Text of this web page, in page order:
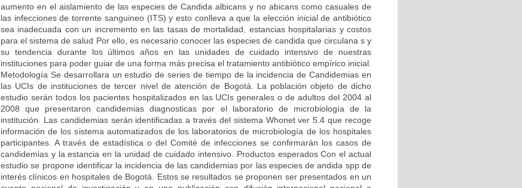
aumento en el aislamiento de las especies de Candida albicans y no abicans como casuales de
las infecciones de torrente sanguineo (ITS) y esto conlleva a que la elección inicial de antibiótico
sea inadecuada con un incremento en las tasas de mortalidad, estancias hospitalarias y costos
para el sistema de salud Por ello, es necesario conocer las especies de candida que circulana s y
su tendencia durante los últimos años en las unidades de cuidado intensivo de nuestras
instituciones para poder guiar de una forma más precisa el tratamiento antibiótico empírico inicial.
Metodología Se desarrollara un estudio de series de tiempo de la incidencia de Candidemias en
las UCIs de instituciones de tercer nivel de atención de Bogotá. La población objeto de dicho
estudio serán todos los pacientes hospitalizados en las UCIs generales o de adultos del 2004 al
2008 que presentaron candidemias diagnosticas por el laboratorio de microbiología de la
institución. Las candidemias serán identificadas a través del sistema Whonet ver 5.4 que recoge
información de los sistema automatizados de los laboratorios de microbiología de los hospitales
participantes. A través de estadística o del Comité de infecciones se confirmarán los casos de
candidemias y la estancia en la unidad de cuidado intensivo. Productos esperados Con el actual
estudio se propone identificar la incidencia de las candidemias por las especies de andida spp de
interés clínicos en hospitales de Bogotá. Estos se resultados se proponen ser presentados en un